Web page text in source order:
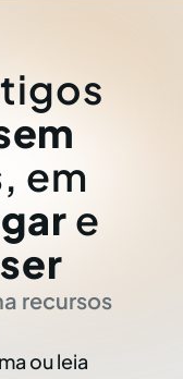
, em
e
recursos
ou leia